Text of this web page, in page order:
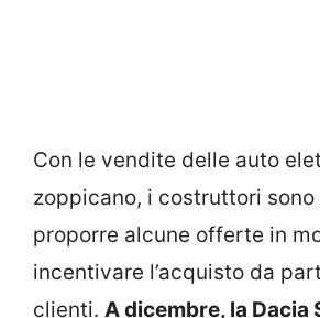
Con le vendite delle auto
zoppicano, i costruttori
proporre alcune offerte in
incentivare l’acquisto da
clienti. A dicembre, la Dacia